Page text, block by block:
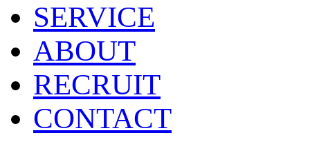
SERVICE
ABOUT
RECRUIT
CONTACT